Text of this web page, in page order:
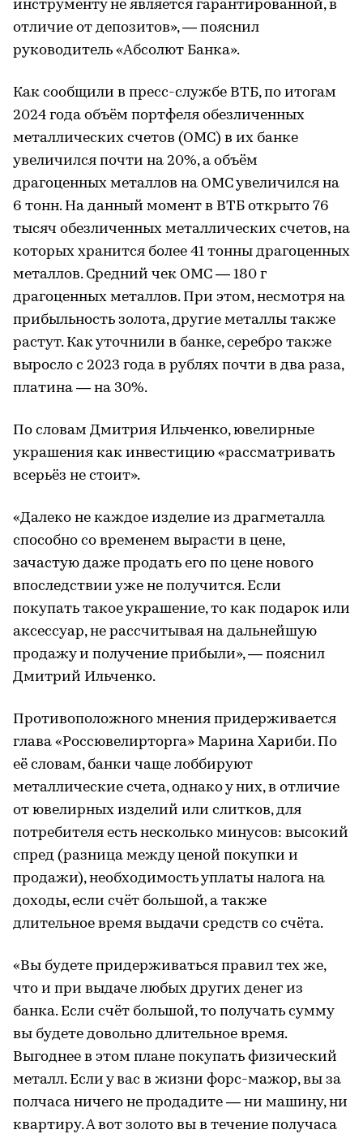
инструменту не является гарантированной, в
отличие от депозитов», — пояснил
руководитель «Абсолют Банка».
Как сообщили в пресс-службе ВТБ, по итогам
2024 года объём портфеля обезличенных
металлических счетов (ОМС) в их банке
увеличился почти на 20%, а объём
драгоценных металлов на ОМС увеличился на
6 тонн. На данный момент в ВТБ открыто 76
тысяч обезличенных металлических счетов, на
которых хранится более 41 тонны драгоценных
металлов. Средний чек ОМС — 180 г
драгоценных металлов. При этом, несмотря на
прибыльность золота, другие металлы также
растут. Как уточнили в банке, серебро также
выросло с 2023 года в рублях почти в два раза,
платина — на 30%.
По словам Дмитрия Ильченко, ювелирные
украшения как инвестицию «рассматривать
всерьёз не стоит».
«Далеко не каждое изделие из драгметалла
способно со временем вырасти в цене,
зачастую даже продать его по цене нового
впоследствии уже не получится. Если
покупать такое украшение, то как подарок или
аксессуар, не рассчитывая на дальнейшую
продажу и получение прибыли», — пояснил
Дмитрий Ильченко.
Противоположного мнения придерживается
глава «Россювелирторга» Марина Хариби. По
её словам, банки чаще лоббируют
металлические счета, однако у них, в отличие
от ювелирных изделий или слитков, для
потребителя есть несколько минусов: высокий
спред (разница между ценой покупки и
продажи), необходимость уплаты налога на
доходы, если счёт большой, а также
длительное время выдачи средств со счёта.
«Вы будете придерживаться правил тех же,
что и при выдаче любых других денег из
банка. Если счёт большой, то получать сумму
вы будете довольно длительное время.
Выгоднее в этом плане покупать физический
металл. Если у вас в жизни форс-мажор, вы за
полчаса ничего не продадите — ни машину, ни
квартиру. А вот золото вы в течение получаса